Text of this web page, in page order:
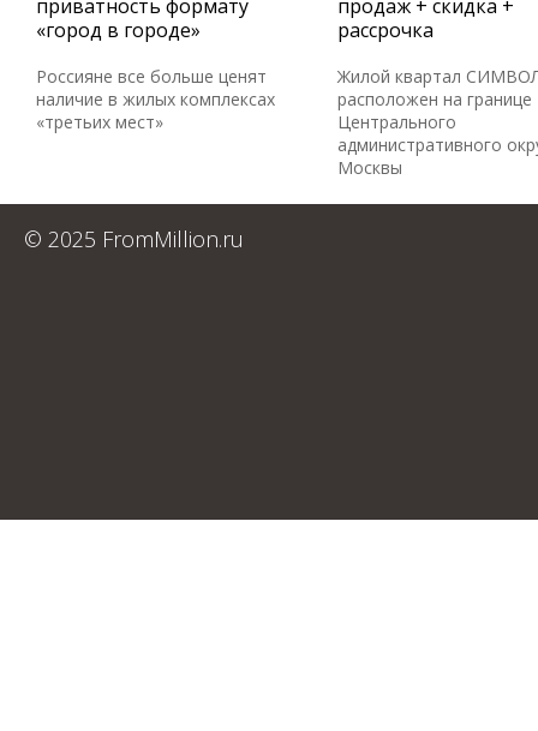
приватность формату
«город в городе»
Россияне все больше ценят
наличие в жилых комплексах
«третьих мест»
продаж + скидка +
рассрочка
Жилой квартал
расположен на границе
Центрального
административного
Москвы
© 2025 FromMillion.ru